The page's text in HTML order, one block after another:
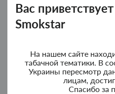
Вас
Smokstar
На нашем сайте
табачной тематики. В
Украины пересмотр
лицам,
Спасибо за
Новинка
Портсигар для
Новинка
Трубка для
13см